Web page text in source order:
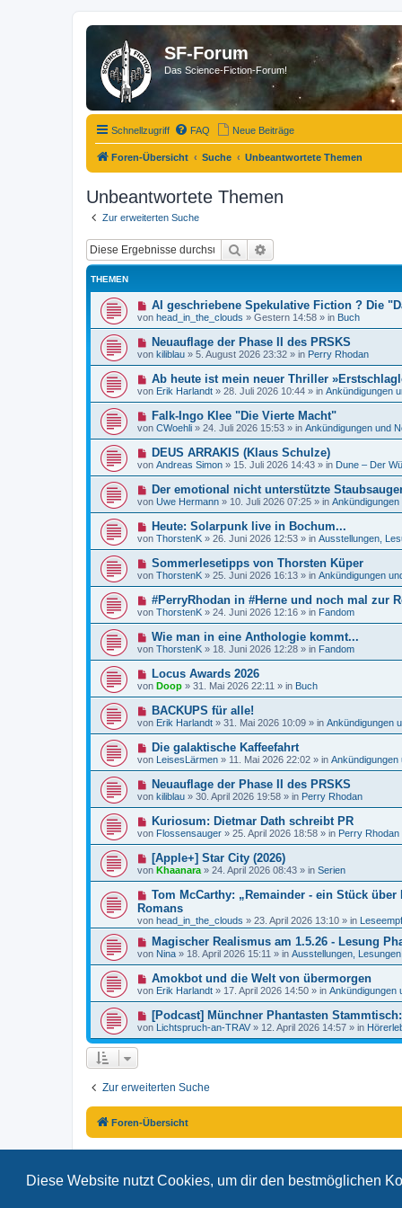
Diese Website nutzt Cookies, um dir den bestmöglichen
SF-Forum
Das Science-Fiction-Forum!
Schnellzugriff FAQ Neue Beiträge
Foren-Übersicht Suche Unbeantwortete Themen
Unbeantwortete Themen
Zur erweiterten Suche
Suche
THEMEN
N
e
u
e
B
e
t
r
a
g
AI geschriebene Spekulative Fiction ? Die
von head_in_the_clouds » Gestern 14:58 » in Buch
N
e
u
B
e
t
r
a
g
Neuauflage der Phase II des PRSKS
von kiliblau » 5. August 2026 23:32 » in Perry Rhodan
N
e
u
e
B
e
t
r
a
g
Ab heute ist mein neuer Thriller
von Erik Harlandt » 28. Juli 2026 10:44 » in Ankündigungen
N
e
u
e
B
e
t
r
a
g
Falk-Ingo Klee "Die Vierte Macht"
von CWoehli » 24. Juli 2026 15:53 » in Ankündigungen und
N
e
u
e
B
e
t
r
a
g
DEUS ARRAKIS (Klaus Schulze)
von Andreas Simon » 15. Juli 2026 14:43 » in Dune – Der
N
e
u
e
B
e
t
r
g
Der emotional nicht unterstützte
von Uwe Hermann » 10. Juli 2026 07:25 » in
N
e
u
e
B
e
t
r
a
g
Heute: Solarpunk live in Bochum...
von ThorstenK » 26. Juni 2026 12:53 » in Ausstellungen,
N
e
u
B
e
t
r
a
g
Sommerlesetipps von Thorsten Küper
von ThorstenK » 25. Juni 2026 16:13 » in Ankündigungen
N
e
u
e
B
e
t
r
a
g
#PerryRhodan in #Herne und noch mal zur
von ThorstenK » 24. Juni 2026 12:16 » in Fandom
N
e
u
e
B
e
t
r
a
g
Wie man in eine Anthologie kommt...
von ThorstenK » 18. Juni 2026 12:28 » in Fandom
N
e
u
e
B
e
t
r
a
g
Locus Awards 2026
von Doop » 31. Mai 2026 22:11 » in Buch
N
e
u
e
B
e
t
r
a
g
BACKUPS für alle!
von Erik Harlandt » 31. Mai 2026 10:09 » in Ankündigungen
N
e
u
e
B
e
t
r
a
g
Die galaktische Kaffeefahrt
von LeisesLärmen » 11. Mai 2026 22:02 » in Ankündigungen
N
e
u
e
B
e
t
r
a
Neuauflage der Phase II des PRSKS
von kiliblau » 30. April 2026 19:58 » in Perry Rhodan
N
e
u
e
B
e
t
r
a
g
Kuriosum: Dietmar Dath schreibt PR
von Flossensauger » 25. April 2026 18:58 » in Perry Rhodan
N
e
u
e
B
e
i
r
a
[Apple+] Star City (2026)
von Khaanara » 24. April 2026 08:43 » in Serien
N
u
e
B
e
i
r
a
g
Tom McCarthy: „Remainder - ein Stück
Romans
von head_in_the_clouds » 23. April 2026 13:10 » in
N
e
u
B
e
t
r
a
Magischer Realismus am 1.5.26 - Lesung
von Nina » 18. April 2026 15:11 » in Ausstellungen,
N
e
u
e
B
e
a
g
Amokbot und die Welt von übermorgen
von Erik Harlandt » 17. April 2026 14:50 » in Ankündigungen
N
e
u
e
i
r
a
[Podcast] Münchner Phantasten
von Lichtspruch-an-TRAV » 12. April 2026 14:57 » in
Zur erweiterten Suche
Foren-Übersicht